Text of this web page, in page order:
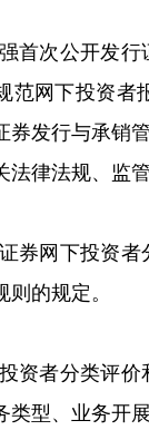
首次公开发
范网下投资者
券发行与承销
法律法规、监
券网下投资
的规定。
资者分类评
类型、业务开